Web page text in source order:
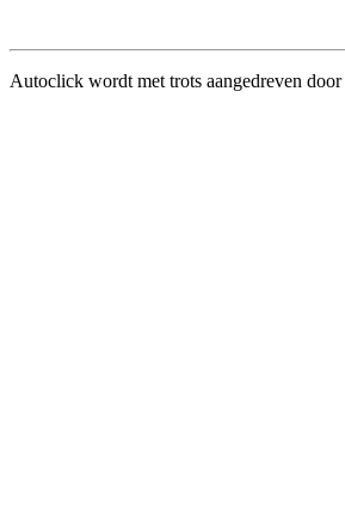
Autoclick wordt met trots aangedreven door